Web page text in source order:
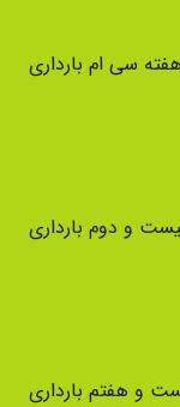
هفته سی ام بارداری
و دوم بارداری
و هفتم بارداری